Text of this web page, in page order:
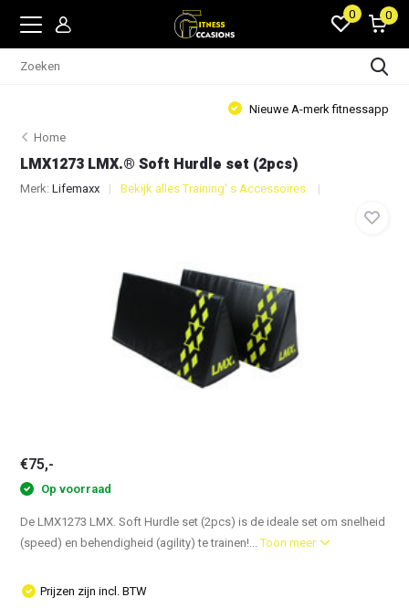
0 0
Nieuwe A-merk fitnessapparatuur
Home
LMX1273 LMX.® Soft Hurdle set (2pcs)
Merk:Lifemaxx Bekijk alles Training' s Accessoires
€75,-
Op voorraad
De LMX1273 LMX. Soft Hurdle set (2pcs) is de ideale set om snelheid
(speed) en behendigheid (agility) te trainen!...Toon meer
Prijzen zijn incl. BTW